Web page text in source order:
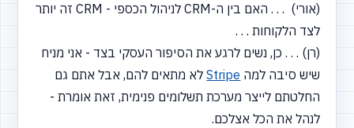
(אורי) . . . האם בין ה-CRM לניהול הכספי - CRM זה יותר
לצד הלקוחות . . .
(רן) . . . כן, נשים לרגע את הסיפור העסקי בצד - אני מניח
שיש סיבה למה Stripeלא מתאים להם, אבל אתם גם
החלטתם לייצר מערכת תשלומים פנימית, זאת אומרת -
לנהל את הכל אצלכם.